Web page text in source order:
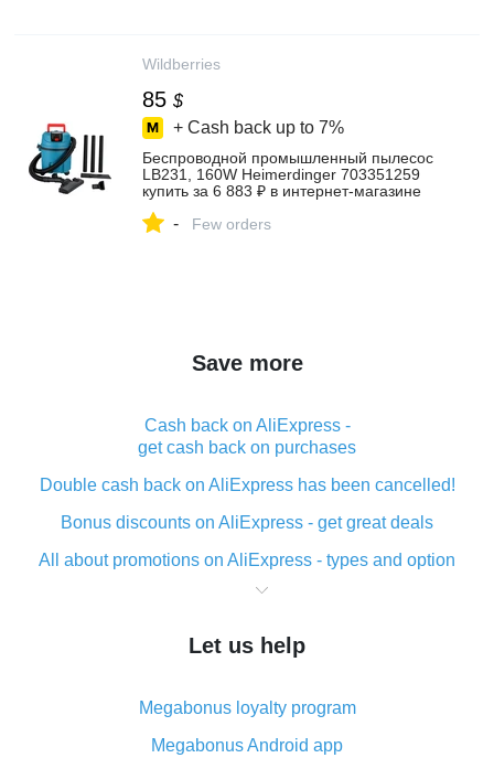
Wildberries
85 $
+ Cash back up to 7%
Беспроводной промышленный пылесос
LB231, 160W Heimerdinger 703351259
купить за 6 883 ₽ в интернет‑магазине
- Few orders
Save more
Cash back on AliExpress -
get cash back on purchases
Double cash back on AliExpress has been cancelled!
Bonus discounts on AliExpress - get great deals
All about promotions on AliExpress - types and option
What is cash back when making purchases on
The best place to download cash back for AliExpress
What is the AliExpress cash back plugin and what are
its advantages
Let us help
Megabonus loyalty program
Megabonus Android app